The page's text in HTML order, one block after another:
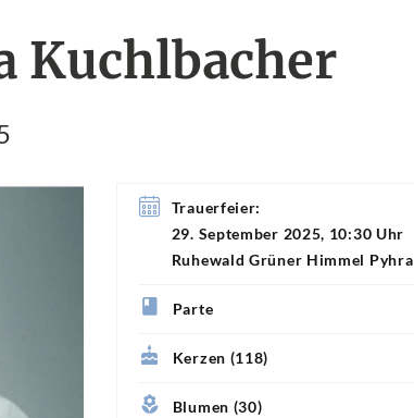
Kuchlbacher
Trauerfeier:
29. September 2025, 10:30 Uhr
Ruhewald Grüner Himmel Pyhra
Parte
Kerzen (118)
Blumen (30)